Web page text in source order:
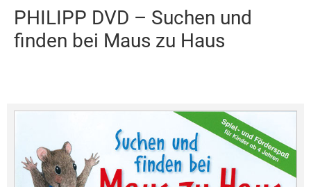
PHILIPP DVD – Suchen und
finden bei Maus zu Haus